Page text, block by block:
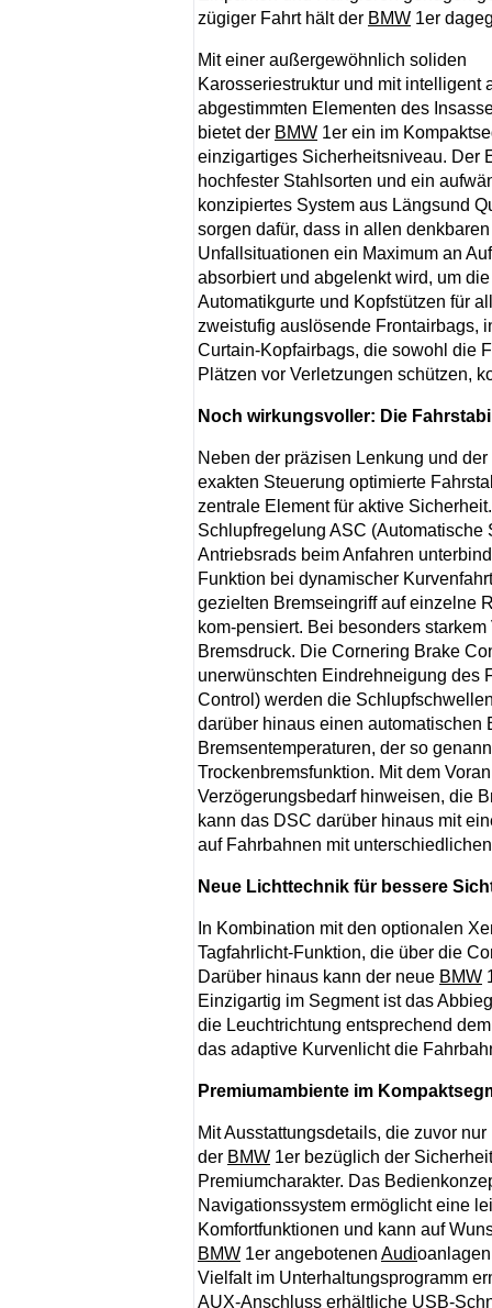
zügiger Fahrt hält der BMW 1er
Mit einer außergewöhnlich soliden
Karosseriestruktur und mit intelligent
abgestimmten Elementen des
bietet der BMW 1er ein im
einzigartiges Sicherheitsniveau. Der
hochfester Stahlsorten und ein
konzipiertes System aus Längsund
sorgen dafür, dass in allen denkbaren
Unfallsituationen ein Maximum an
absorbiert und abgelenkt wird, um
Automatikgurte und Kopfstützen für
zweistufig auslösende Frontairbags,
Curtain-Kopfairbags, die sowohl die
Plätzen vor Verletzungen schützen,
Noch wirkungsvoller: Die
Neben der präzisen Lenkung und
exakten Steuerung optimierte
zentrale Element für aktive
Schlupfregelung ASC
Antriebsrads beim Anfahren
Funktion bei dynamischer
gezielten Bremseingriff auf einzelne
kom-pensiert. Bei besonders
Bremsdruck. Die Cornering Brake
unerwünschten Eindrehneigung des
Control) werden die
darüber hinaus einen automatischen
Bremsentemperaturen, der so
Trockenbremsfunktion. Mit dem
Verzögerungsbedarf hinweisen, die
kann das DSC darüber hinaus mit
auf Fahrbahnen mit
Neue Lichttechnik für bessere
In Kombination mit den optionalen
Tagfahrlicht-Funktion, die über die
Darüber hinaus kann der neue BMW
Einzigartig im Segment ist das
die Leuchtrichtung entsprechend
das adaptive Kurvenlicht die
Premiumambiente im
Mit Ausstattungsdetails, die zuvor
der BMW 1er bezüglich der
Premiumcharakter. Das
Navigationssystem ermöglicht eine
Komfortfunktionen und kann auf
BMW 1er angebotenen Audi
Vielfalt im Unterhaltungsprogramm
AUX-Anschluss erhältliche USB-